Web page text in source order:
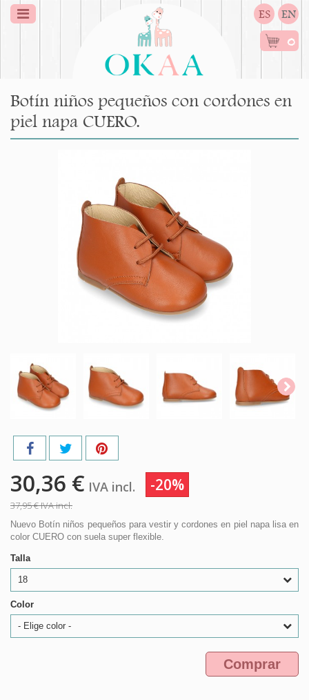
ES EN
0
Botín niños pequeños con cordones en
piel napa CUERO.
30,36 € IVA incl. -20%
37,95 €IVA incl.
Nuevo Botín niños pequeños para vestir y cordones en piel napa lisa en
color CUERO con suela super flexible.
Talla
18
Color
- Elige color -
Comprar